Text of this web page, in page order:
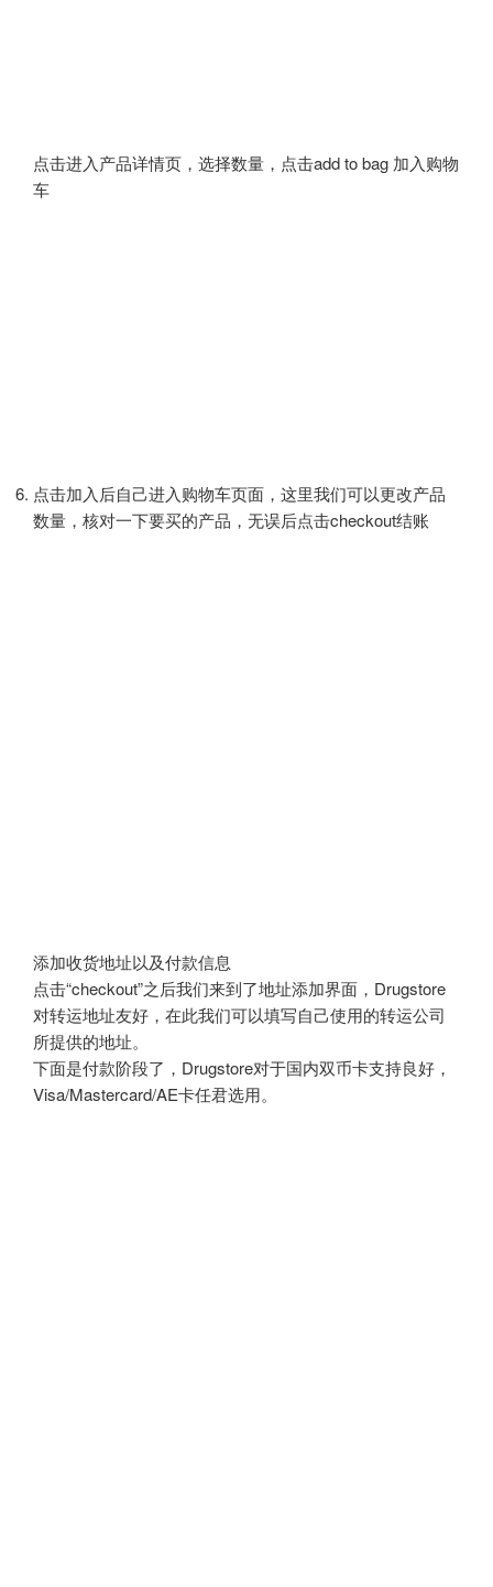
点击进入产品详情页，选择数量，点击add to bag 加入购物
车
点击加入后自己进入购物车页面，这里我们可以更改产品
数量，核对一下要买的产品，无误后点击checkout结账
添加收货地址以及付款信息
点击“checkout”之后我们来到了地址添加界面，Drugstore
对转运地址友好，在此我们可以填写自己使用的转运公司
所提供的地址。
下面是付款阶段了，Drugstore对于国内双币卡支持良好，
Visa/Mastercard/AE卡任君选用。